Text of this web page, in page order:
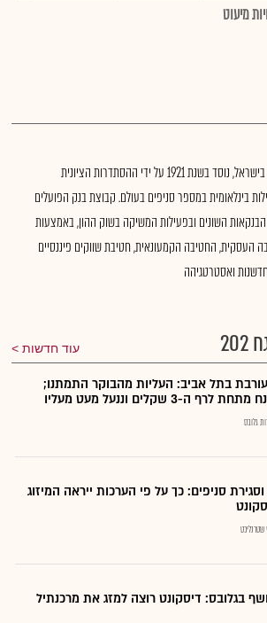
מיעוט
בנק הפועלים הוא בנק מסחרי בישראל, נוסד בשנת 1921 על ידי ההסתדרות הציונית
בינלאומית במספר סניפים בעולם. קבוצת בנק הפועלים
השונים ובפעילות המשיקה בשוק ההון, באמצעות
העסקית, החטיבה הקמעונאית, חטיבת שווקים פיננסיים
ואסטרטגיהה
עוד חדשות
בתל אביב: העליות מהבוקר התמתנו;
לרף ה-3 שקלים וננעל מעט מעליו
גלובס
וסגירת סניפים: כך על פי הערכות ייראה המיזוג
שטרנליכט
בגלובס: דיסקונט רוצה למזג את מרכנתיל